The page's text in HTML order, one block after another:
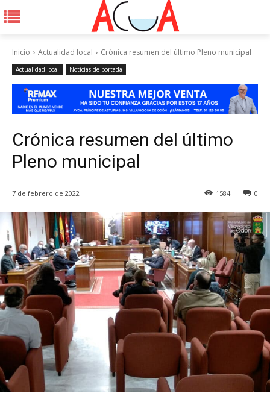
Inicio Actualidad local Crónica resumen del último Pleno municipal
Actualidad local Noticias de portada
Crónica resumen del último
Pleno municipal
7 de febrero de 2022 0
1584